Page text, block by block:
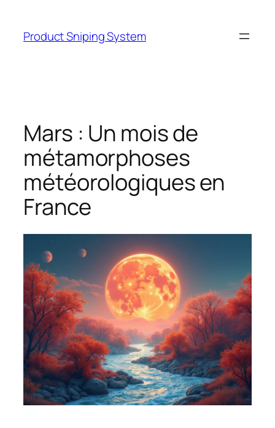
content
Product Sniping System
Mars : Un mois de
métamorphoses
météorologiques en
France